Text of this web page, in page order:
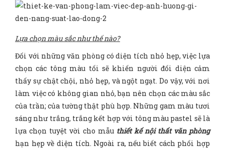
Lựa chọn màu sắc như thế nào?
Đối với những văn phòng có diện tích nhỏ hẹp, việc lựa
chọn các tông màu tối sẽ khiến người đối diện cảm
thấy sự chật chội, nhỏ hẹp, và ngột ngạt. Do vậy, với nơi
làm việc có không gian nhỏ, bạn nên chọn các màu sắc
của trần; của tường thật phù hợp. Những gam màu tươi
sáng như trắng, trắng kết hợp với tông màu pastel sẽ là
lựa chọn tuyệt vời cho mẫu thiết kế nội thất văn phòng
hạn hẹp về diện tích. Ngoài ra, nếu biết cách phối hợp